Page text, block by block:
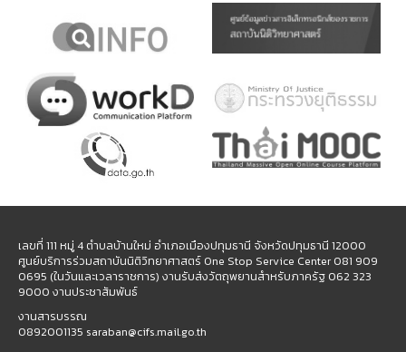
เลขที่ 111 หมู่ 4 ตำบลบ้านใหม่ อำเภอเมืองปทุมธานี จังหวัดปทุมธานี 12000
ศูนย์บริการร่วมสถาบันนิติวิทยาศาสตร์ One Stop Service Center 081 909
0695 (ในวันและเวลาราชการ) งานรับส่งวัตถุพยานสำหรับภาครัฐ 062 323
9000 งานประชาสัมพันธ์
งานสารบรรณ
0892001135 saraban@cifs.mail.go.th